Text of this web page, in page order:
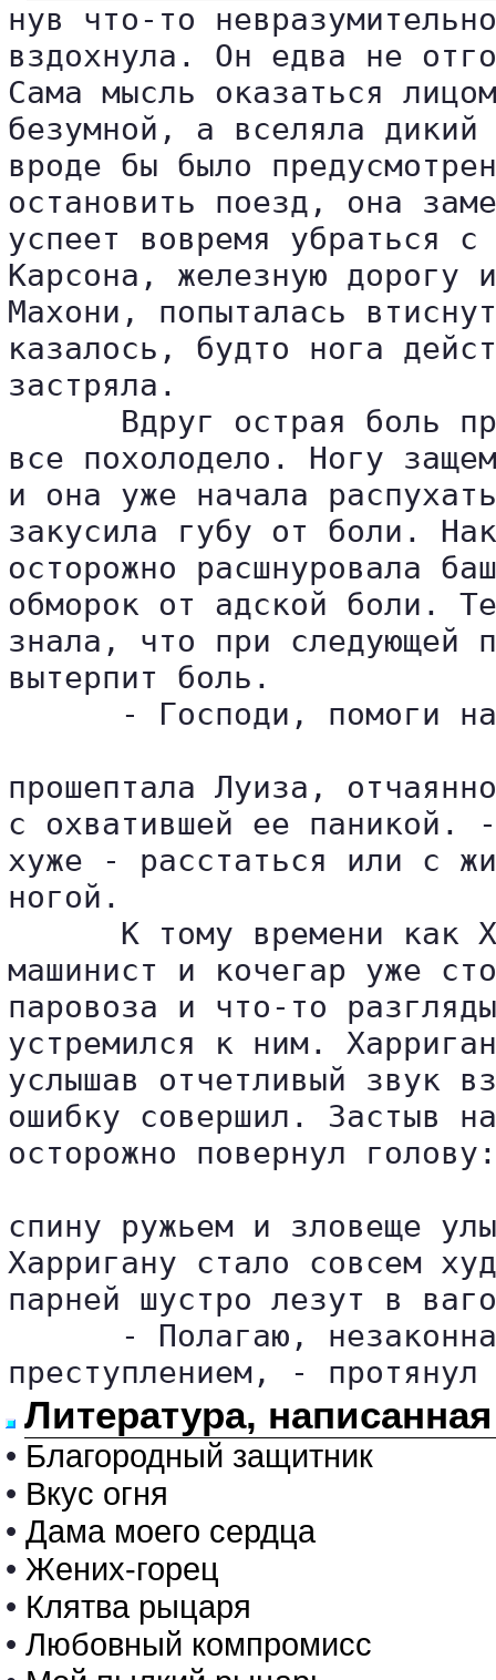
нув что-то
вздохнула. Он едва не
Сама мысль оказаться
безумной, а вселяла
вроде бы было
остановить поезд, она
успеет вовремя убраться
Карсона, железную дорогу
Махони, попыталась
казалось, будто нога
застряла.
Вдруг острая боль
все похолодело. Ногу
и она уже начала
закусила губу от боли.
осторожно расшнуровала
обморок от адской боли.
знала, что при следующей
вытерпит боль.
- Господи, помоги
прошептала Луиза,
с охватившей ее паникой.
хуже - расстаться или с
ногой.
К тому времени как
машинист и кочегар уже
паровоза и что-то
устремился к ним.
услышав отчетливый звук
ошибку совершил. Застыв
осторожно повернул
спину ружьем и зловеще
Харригану стало совсем
парней шустро лезут в
- Полагаю,
Литература,
• Благородный защитник
• Вкус огня
• Дама моего сердца
• Жених-горец
• Клятва рыцаря
• Любовный компромисс